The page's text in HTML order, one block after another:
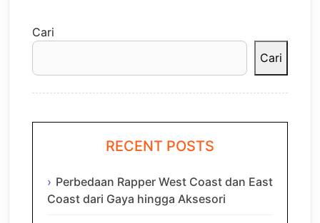
Cari
Cari
RECENT POSTS
Perbedaan Rapper West Coast dan East
Coast dari Gaya hingga Aksesori